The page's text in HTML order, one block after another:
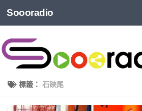
Soooradio
標籤： 石硤尾